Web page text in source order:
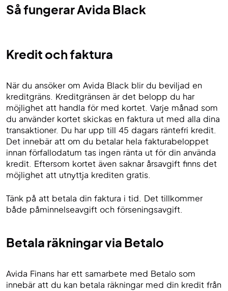
Så fungerar Avida Black
Kredit och faktura
När du ansöker om Avida Black blir du beviljad en
kreditgräns. Kreditgränsen är det belopp du har
möjlighet att handla för med kortet. Varje månad som
du använder kortet skickas en faktura ut med alla dina
transaktioner. Du har upp till 45 dagars räntefri kredit.
Det innebär att om du betalar hela fakturabeloppet
innan förfallodatum tas ingen ränta ut för din använda
kredit. Eftersom kortet även saknar årsavgift finns det
möjlighet att utnyttja krediten gratis.
Tänk på att betala din faktura i tid. Det tillkommer
både påminnelseavgift och förseningsavgift.
Betala räkningar via Betalo
Avida Finans har ett samarbete med Betalo som
innebär att du kan betala räkningar med din kredit från